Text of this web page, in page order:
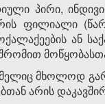
პირი,
ფილიალი
ან
მხოლოდ
არის